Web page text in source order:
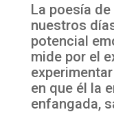
La poesía
nuestros
potencial
mide por el
en que él la
enfangada,